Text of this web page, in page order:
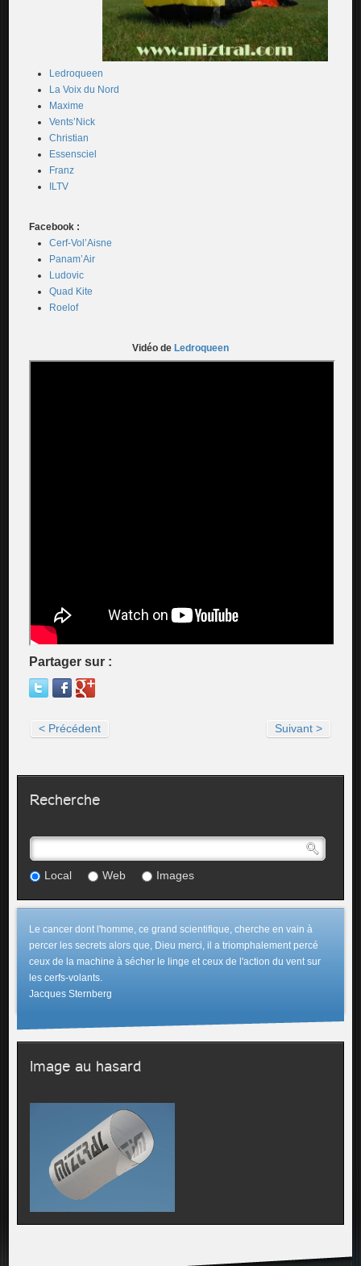
Ledroqueen
La Voix du Nord
Maxime
Vents’Nick
Christian
Essensciel
Franz
ILTV
Facebook :
Cerf-Vol’Aisne
Panam’Air
Ludovic
Quad Kite
Roelof
Vidéo de Ledroqueen
Partager sur :
< Précédent Suivant >
Recherche
Local Web Images
Le cancer dont l'homme, ce grand scientifique, cherche en vain à
percer les secrets alors que, Dieu merci, il a triomphalement percé
ceux de la machine à sécher le linge et ceux de l'action du vent sur
les cerfs-volants.
Jacques Sternberg
Image au hasard